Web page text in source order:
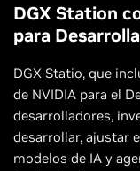
DGX Station
para
DGX Statio, que
de NVIDIA para el
desarrolladores,
desarrollar, ajustar
modelos de IA y